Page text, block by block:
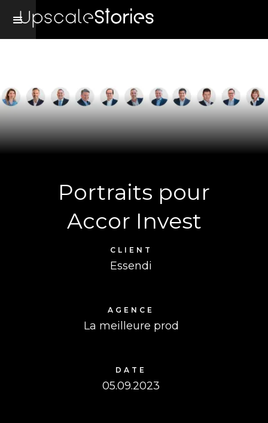
Portraits pour
Accor Invest
CLIENT
Essendi
AGENCE
La meilleure prod
DATE
05.09.2023